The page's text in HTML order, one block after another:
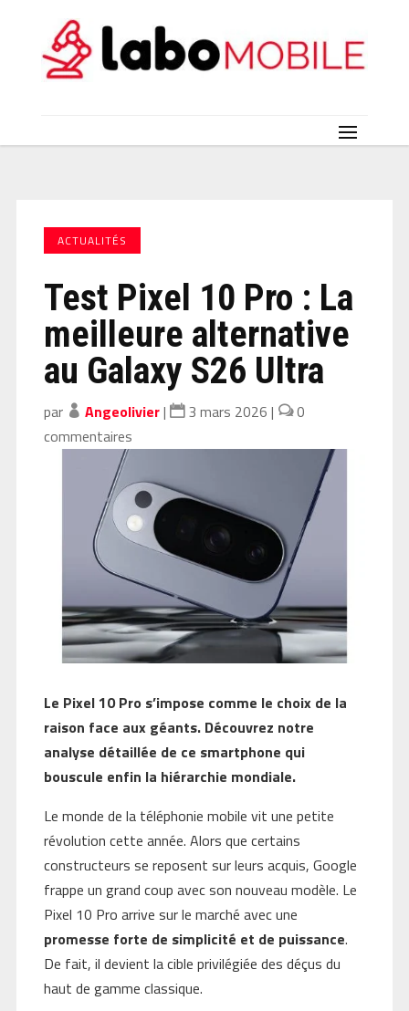
ACTUALITÉS
Test Pixel 10 Pro : La
meilleure alternative
au Galaxy S26 Ultra
par Angeolivier| 3 mars 2026 |
0
commentaires
Le Pixel 10 Pro s’impose comme le choix de la
raison face aux géants. Découvrez notre
analyse détaillée de ce smartphone qui
bouscule enfin la hiérarchie mondiale.
Le monde de la téléphonie mobile vit une petite
révolution cette année. Alors que certains
constructeurs se reposent sur leurs acquis, Google
frappe un grand coup avec son nouveau modèle. Le
Pixel 10 Pro arrive sur le marché avec une
promesse forte de simplicité et de puissance.
De fait, il devient la cible privilégiée des déçus du
haut de gamme classique.